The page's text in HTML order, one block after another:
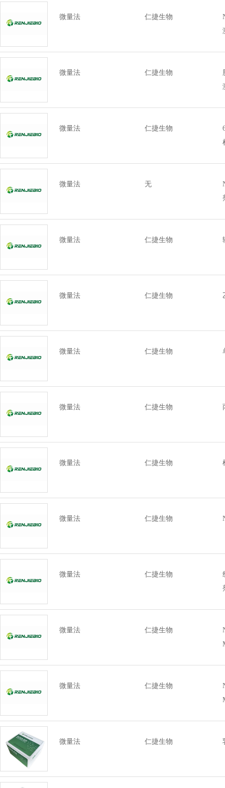
微量法 仁捷生物
微量法 仁捷生物
微量法 仁捷生物
微量法 无
微量法 仁捷生物
微量法 仁捷生物
微量法 仁捷生物
微量法 仁捷生物
微量法 仁捷生物
微量法 仁捷生物
微量法 仁捷生物
微量法 仁捷生物
微量法 仁捷生物
微量法 仁捷生物